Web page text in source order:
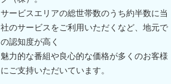
サービスエリアの総世帯数のうち約半数に当
社のサービスをご利用いただくなど、地元で
の認知度が高く
魅力的な番組や良心的な価格が多くのお客様
にご支持いただいています。